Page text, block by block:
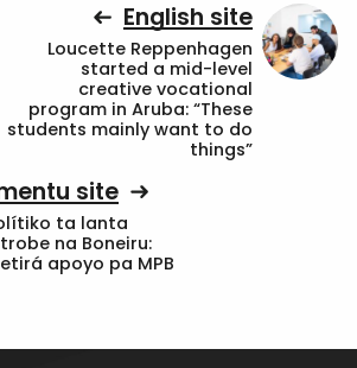
English site
Loucette Reppenhagen
started a mid-level
creative vocational
program in Aruba: “These
students mainly want to do
things”
site
ta lanta
na Boneiru:
apoyo pa MPB